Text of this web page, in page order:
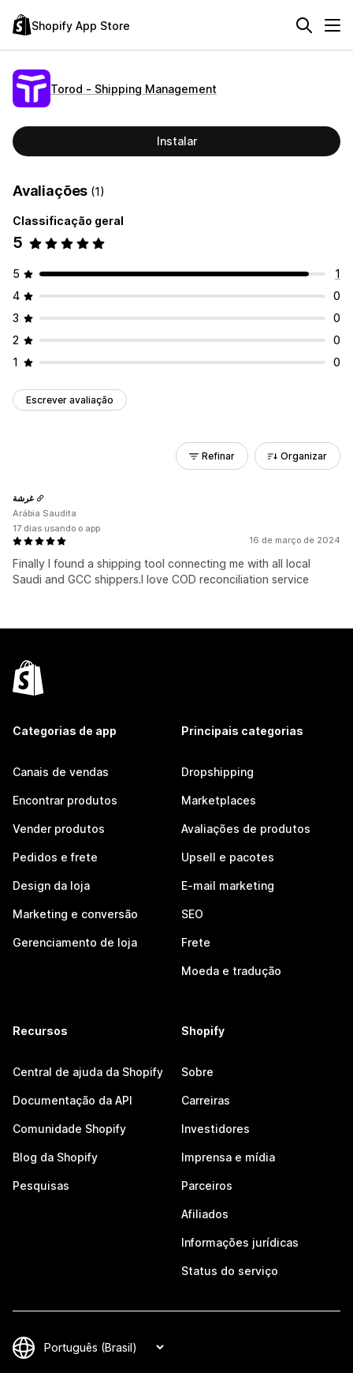
Shopify App Store
Torod ‑ Shipping Management
Instalar
Avaliações (1)
Classificação geral
5
5
1
4
0
3
0
2
0
1
0
Escrever avaliação
Refinar Organizar
16 de março de 2024
Finally I found a shipping tool connecting me with all local
Saudi and GCC shippers.I love COD reconciliation service
غرشة
Arábia Saudita
17 dias usando o app
Categorias de app
Canais de vendas
Encontrar produtos
Vender produtos
Pedidos e frete
Design da loja
Marketing e conversão
Gerenciamento de loja
Principais categorias
Dropshipping
Marketplaces
Avaliações de produtos
Upsell e pacotes
E-mail marketing
SEO
Frete
Moeda e tradução
Recursos
Central de ajuda da Shopify
Documentação da API
Comunidade Shopify
Blog da Shopify
Pesquisas
Shopify
Sobre
Carreiras
Investidores
Imprensa e mídia
Parceiros
Afiliados
Informações jurídicas
Status do serviço